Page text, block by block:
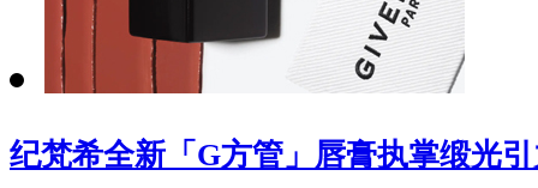
纪梵希全新「G方管」唇膏执掌缎光